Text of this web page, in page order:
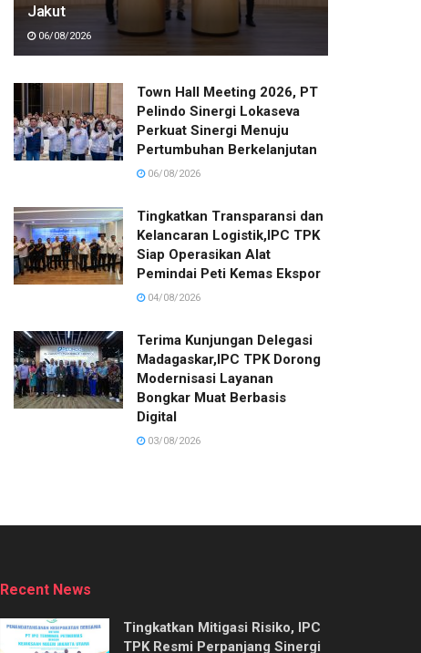
Jakut
06/08/2026
Town Hall Meeting 2026, PT
Pelindo Sinergi Lokaseva
Perkuat Sinergi Menuju
Pertumbuhan Berkelanjutan
06/08/2026
Tingkatkan Transparansi dan
Kelancaran Logistik,IPC TPK
Siap Operasikan Alat
Pemindai Peti Kemas Ekspor
04/08/2026
Terima Kunjungan Delegasi
Madagaskar,IPC TPK Dorong
Modernisasi Layanan
Bongkar Muat Berbasis
Digital
03/08/2026
Recent News
Tingkatkan Mitigasi Risiko, IPC
TPK Resmi Perpanjang Sinergi